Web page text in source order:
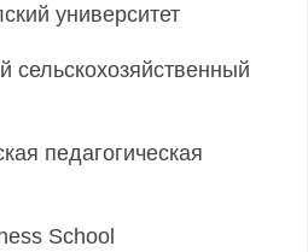
университет
сельскохозяйственный
педагогическая
School